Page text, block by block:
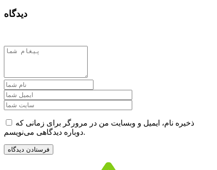
دیدگاه
ذخیره نام، ایمیل و وبسایت من در مرورگر برای زمانی که
دوباره دیدگاهی می‌نویسم.